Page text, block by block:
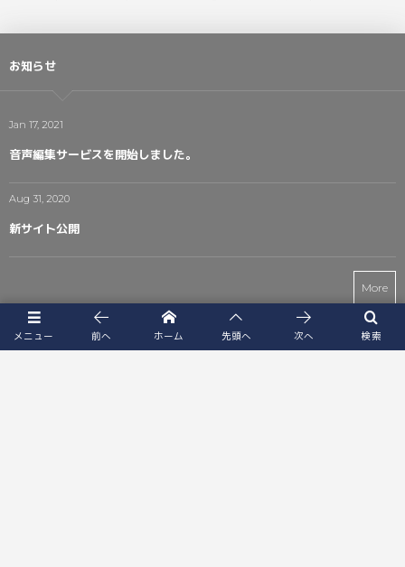
お知らせ
Jan 17, 2021
音声編集サービスを開始しました。
Aug 31, 2020
新サイト公開
More
メニュー 検索
前へ ホーム 先頭へ 次へ